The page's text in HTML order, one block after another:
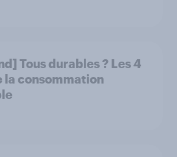
Tous durables ? Les 4
la consommation